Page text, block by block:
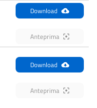
Download
Anteprima
Download
Anteprima